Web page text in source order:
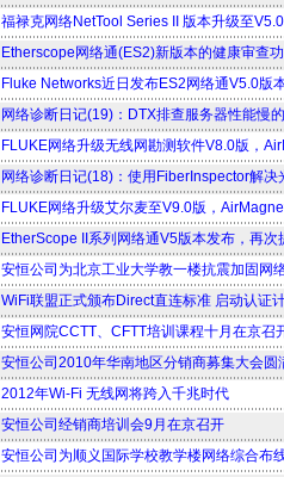
福禄克网络NetTool Series II 版本升级至
Etherscope网络通(ES2)新版本的健康审查
Fluke Networks近日发布ES2网络通V5.0版
网络诊断日记(19)：DTX排查服务器性能慢
FLUKE网络升级无线网勘测软件V8.0版，
网络诊断日记(18)：使用FiberInspector解
FLUKE网络升级艾尔麦至V9.0版，
EtherScope II系列网络通V5版本发布，再次
安恒公司为北京工业大学教一楼抗震加固网
WiFi联盟正式颁布Direct直连标准 启动认证
安恒网院CCTT、CFTT培训课程十月在京召
安恒公司2010年华南地区分销商募集大会圆
2012年Wi-Fi 无线网将跨入千兆时代
安恒公司经销商培训会9月在京召开
安恒公司为顺义国际学校教学楼网络综合布